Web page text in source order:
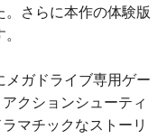
さらに本作の体験版
メガドライブ専用ゲー
クションシューティ
マチックなストーリ